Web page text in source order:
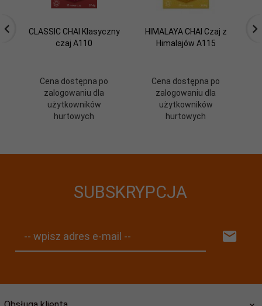
CLASSIC CHAI Klasyczny
czaj A110
Cena dostępna po
zalogowaniu dla
użytkowników
hurtowych
HIMALAYA CHAI Czaj z
Himalajów A115
Cena dostępna po
zalogowaniu dla
użytkowników
hurtowych
SUBSKRYPCJA
-- wpisz adres e-mail --